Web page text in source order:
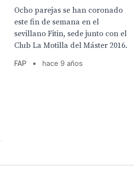
Ocho parejas se han coronado
este fin de semana en el
sevillano Fitin, sede junto con el
Club La Motilla del Máster 2016.
FAP • hace 9 años